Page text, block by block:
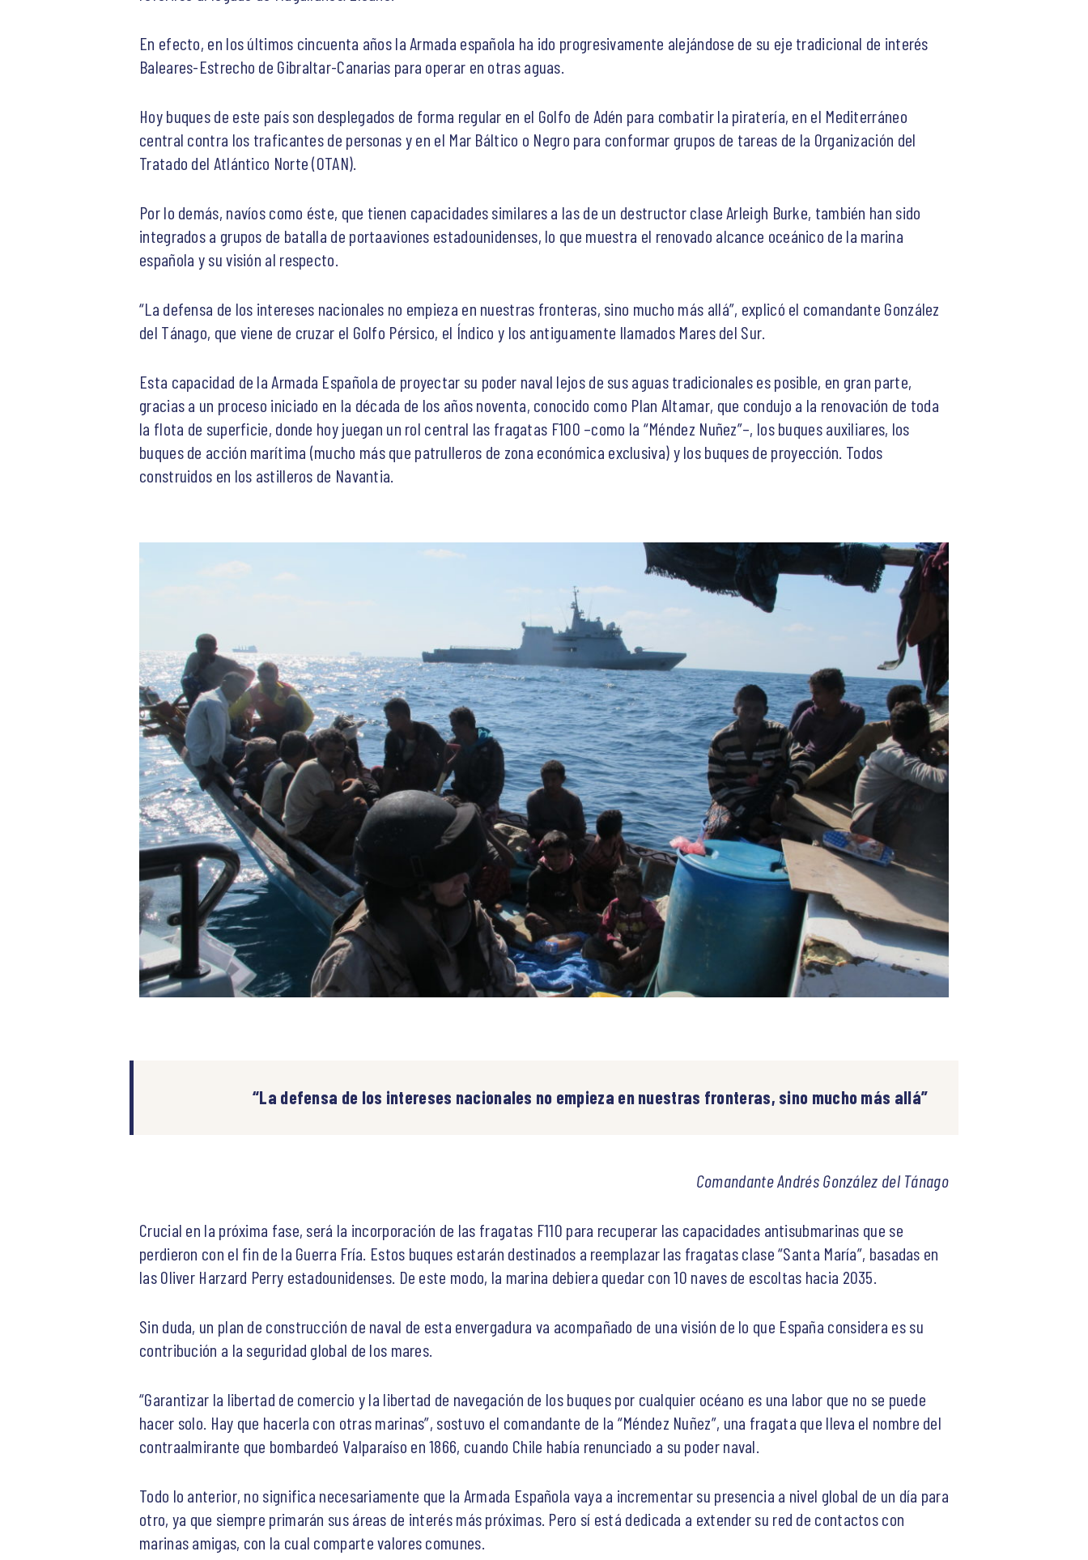
En efecto, en los últimos cincuenta años la Armada española ha ido progresivamente alejándose de su eje tradicional de interés
Baleares-Estrecho de Gibraltar-Canarias para operar en otras aguas.
Hoy buques de este país son desplegados de forma regular en el Golfo de Adén para combatir la piratería, en el Mediterráneo
central contra los traficantes de personas y en el Mar Báltico o Negro para conformar grupos de tareas de la Organización del
Tratado del Atlántico Norte (OTAN).
Por lo demás, navíos como éste, que tienen capacidades similares a las de un destructor clase Arleigh Burke, también han sido
integrados a grupos de batalla de portaaviones estadounidenses, lo que muestra el renovado alcance oceánico de la marina
española y su visión al respecto.
“La defensa de los intereses nacionales no empieza en nuestras fronteras, sino mucho más allá”, explicó el comandante González
del Tánago, que viene de cruzar el Golfo Pérsico, el Índico y los antiguamente llamados Mares del Sur.
Esta capacidad de la Armada Española de proyectar su poder naval lejos de sus aguas tradicionales es posible, en gran parte,
gracias a un proceso iniciado en la década de los años noventa, conocido como Plan Altamar, que condujo a la renovación de toda
la flota de superficie, donde hoy juegan un rol central las fragatas F100 –como la “Méndez Nuñez”–, los buques auxiliares, los
buques de acción marítima (mucho más que patrulleros de zona económica exclusiva) y los buques de proyección. Todos
construidos en los astilleros de Navantia.
“La defensa de los intereses nacionales no empieza en nuestras fronteras, sino mucho más allá”
Comandante Andrés González del Tánago
Crucial en la próxima fase, será la incorporación de las fragatas F110 para recuperar las capacidades antisubmarinas que se
perdieron con el fin de la Guerra Fría. Estos buques estarán destinados a reemplazar las fragatas clase “Santa María”, basadas en
las Oliver Harzard Perry estadounidenses. De este modo, la marina debiera quedar con 10 naves de escoltas hacia 2035.
Sin duda, un plan de construcción de naval de esta envergadura va acompañado de una visión de lo que España considera es su
contribución a la seguridad global de los mares.
“Garantizar la libertad de comercio y la libertad de navegación de los buques por cualquier océano es una labor que no se puede
hacer solo. Hay que hacerla con otras marinas”, sostuvo el comandante de la “Méndez Nuñez”, una fragata que lleva el nombre del
contraalmirante que bombardeó Valparaíso en 1866, cuando Chile había renunciado a su poder naval.
Todo lo anterior, no significa necesariamente que la Armada Española vaya a incrementar su presencia a nivel global de un día para
otro, ya que siempre primarán sus áreas de interés más próximas. Pero sí está dedicada a extender su red de contactos con
marinas amigas, con la cual comparte valores comunes.